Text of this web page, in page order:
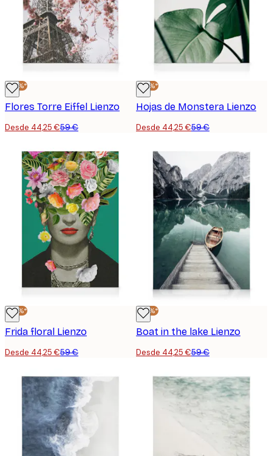
-25%*
Flores Torre Eiffel Lienzo
Desde 44,25 €59 €
-25%*
Hojas de Monstera Lienzo
Desde 44,25 €59 €
-25%*
Frida floral Lienzo
Desde 44,25 €59 €
-25%*
Boat in the lake Lienzo
Desde 44,25 €59 €